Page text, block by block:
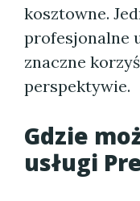
kosztowne.
profesjonalne
znaczne
perspektywie.
Gdzie
usługi